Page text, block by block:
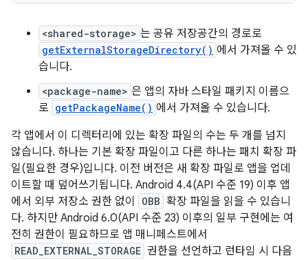
<shared-storage> 는 공유 저장공간의 경로로
getExternalStorageDirectory() 에서 가져올 수 있
습니다.
<package-name> 은 앱의 자바 스타일 패키지 이름으
로 getPackageName() 에서 가져올 수 있습니다.
각 앱에서 이 디렉터리에 있는 확장 파일의 수는 두 개를 넘지
않습니다. 하나는 기본 확장 파일이고 다른 하나는 패치 확장 파
일(필요한 경우)입니다. 이전 버전은 새 확장 파일로 앱을 업데
이트할 때 덮어쓰기됩니다. Android 4.4(API 수준 19) 이후 앱
에서 외부 저장소 권한 없이
OBB 확장 파일을 읽을 수 있습니
다. 하지만 Android 6.0(API 수준 23) 이후의 일부 구현에는 여
전히 권한이 필요하므로 앱 매니페스트에서
READ_EXTERNAL_STORAGE 권한을 선언하고 런타임 시 다음